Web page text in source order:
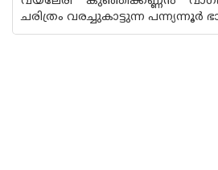
ചരിത്രം വരച്ചുകാട്ടുന്ന